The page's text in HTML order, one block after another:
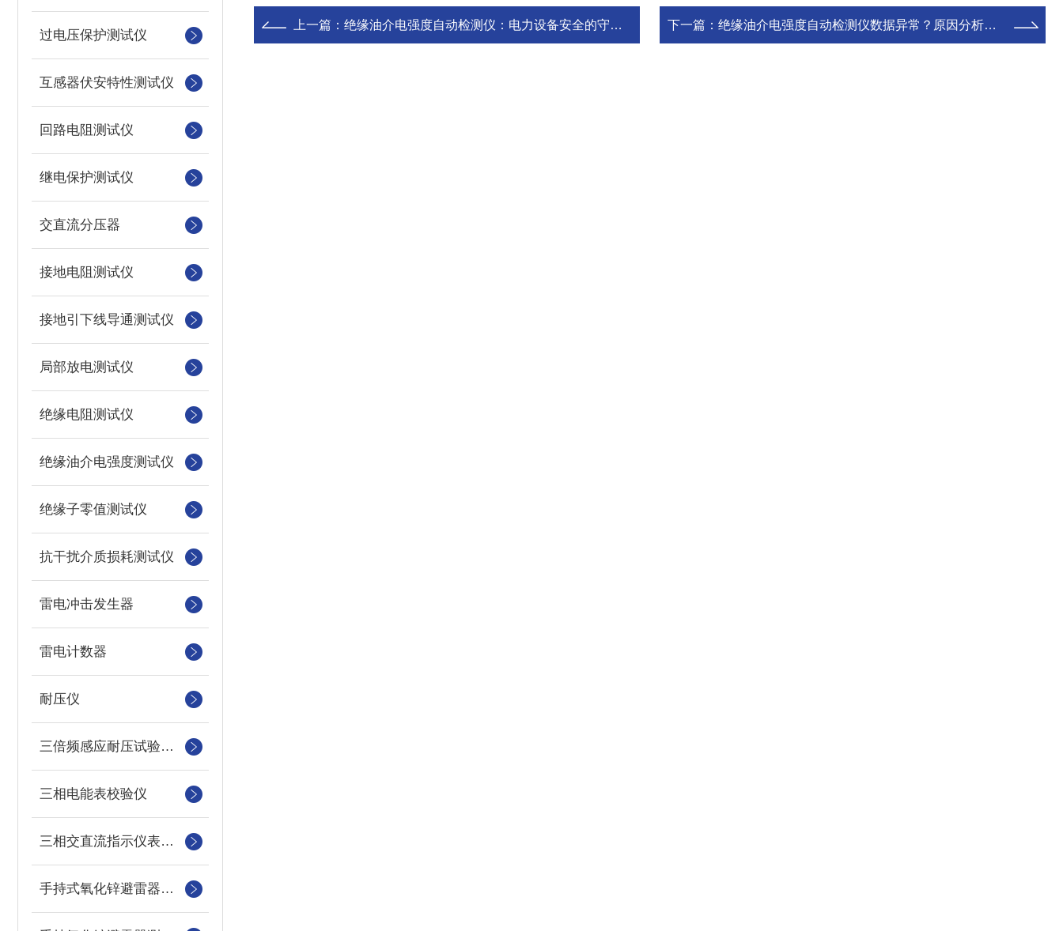
过电压保护测试仪
互感器伏安特性测试仪
回路电阻测试仪
继电保护测试仪
交直流分压器
接地电阻测试仪
接地引下线导通测试仪
局部放电测试仪
绝缘电阻测试仪
绝缘油介电强度测试仪
绝缘子零值测试仪
抗干扰介质损耗测试仪
雷电冲击发生器
雷电计数器
耐压仪
三倍频感应耐压试验装置
三相电能表校验仪
三相交直流指示仪表装置
手持式氧化锌避雷器测试仪
上一篇： 绝缘油介电强度自动检测仪：电力设备安全的守护者 下一篇： 绝缘油介电强度自动检测仪数据异常？原因分析与解决